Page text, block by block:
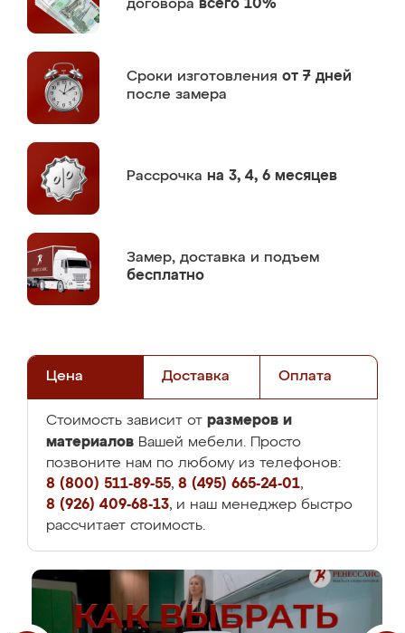
договора всего 10%
Сроки изготовления от 7 дней
после замера
Рассрочка на 3, 4, 6 месяцев
Замер, доставка и подъем
бесплатно
Цена Доставка Оплата
Стоимость зависит от размеров и
материалов Вашей мебели. Просто
позвоните нам по любому из телефонов:
8 (800) 511-89-55, 8 (495) 665-24-01,
8 (926) 409-68-13, и наш менеджер быстро
рассчитает стоимость.